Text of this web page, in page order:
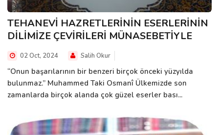
TEHANEVİ HAZRETLERİNİN ESERLERİNİN
DİLİMİZE ÇEVİRİLERİ MÜNASEBETİYLE
02 Oct, 2024 Salih Okur
“Onun başarılarının bir benzeri birçok önceki yüzyılda
bulunmaz.” Muhammed Taki Osmanî Ülkemizde son
zamanlarda birçok alanda çok güzel eserler bası...